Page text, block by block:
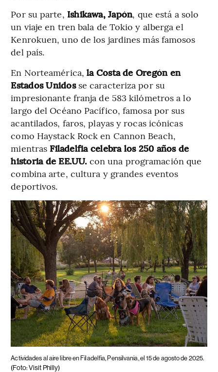
Por su parte, Ishikawa, Japón, que está a solo
un viaje en tren bala de Tokio y alberga el
Kenrokuen, uno de los jardines más famosos
del país.
En Norteamérica,la Costa de Oregón en
Estados Unidosse caracteriza por su
impresionante franja de 583 kilómetros a lo
largo del Océano Pacífico, famosa por sus
acantilados, faros, playas y rocas icónicas
como Haystack Rock en Cannon Beach,
mientras Filadelfia celebra los 250 años de
historia de EE.UU. con una programación que
combina arte, cultura y grandes eventos
deportivos.
Actividades al aire libre en Filadelfia, Pensilvania, el 15 de agosto de 2025.
(Foto: Visit Philly)